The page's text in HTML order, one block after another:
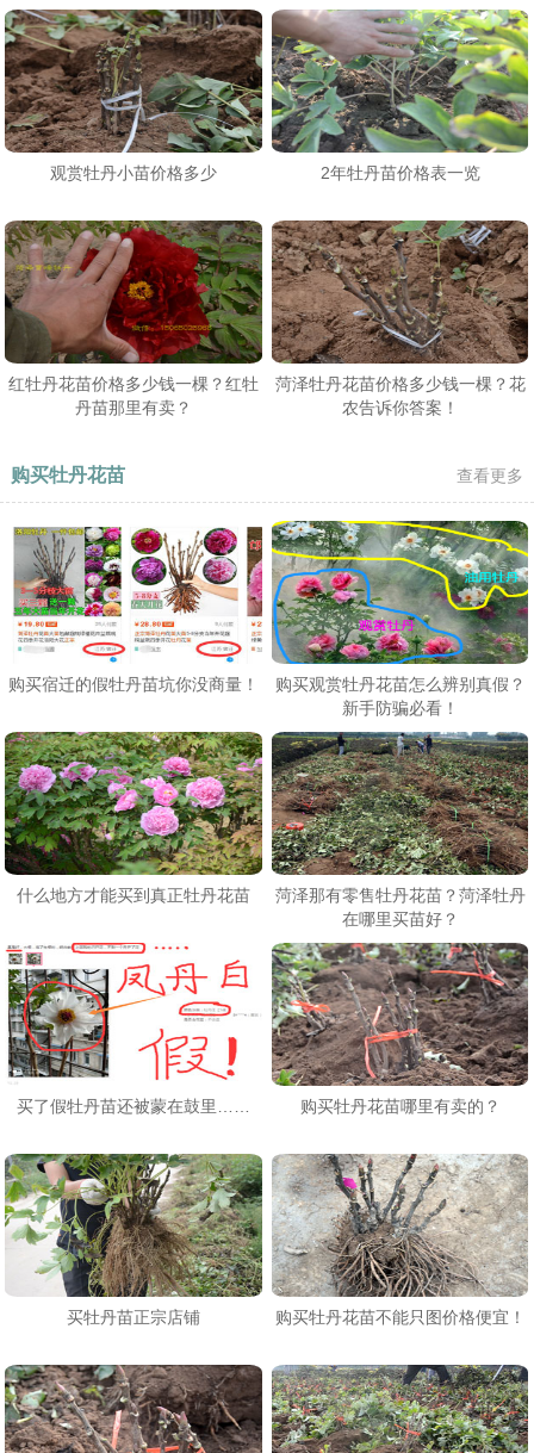
观赏牡丹小苗价格多少 2年牡丹苗价格表一览
红牡丹花苗价格多少钱一棵？红牡
丹苗那里有卖？
菏泽牡丹花苗价格多少钱一棵？花
农告诉你答案！
购买牡丹花苗 查看更多
购买宿迁的假牡丹苗坑你没商量！
购买观赏牡丹花苗怎么辨别真假？
新手防骗必看！
什么地方才能买到真正牡丹花苗
菏泽那有零售牡丹花苗？菏泽牡丹
在哪里买苗好？
买了假牡丹苗还被蒙在鼓里…… 购买牡丹花苗哪里有卖的？
买牡丹苗正宗店铺 购买牡丹花苗不能只图价格便宜！